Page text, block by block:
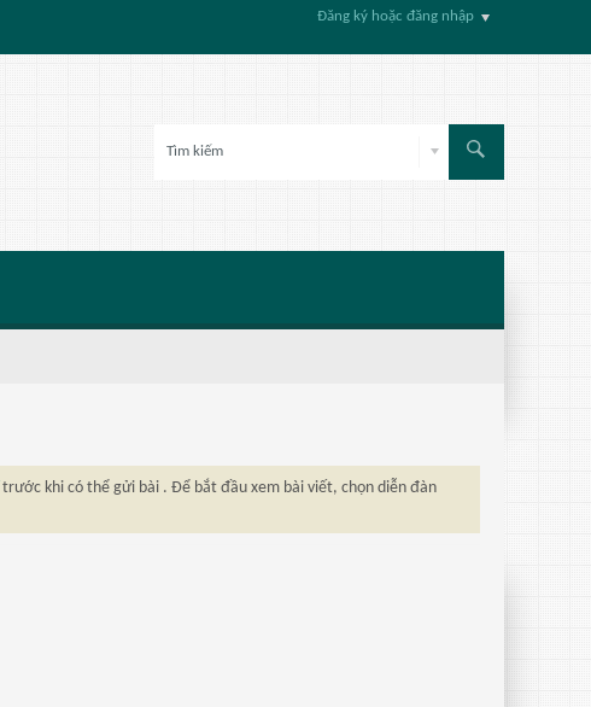
Đăng ký hoặc đăng nhập
trước khi có thể gửi bài . Để bắt đầu xem bài viết, chọn diễn đàn